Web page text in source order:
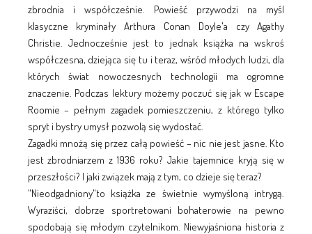
zbrodnia i współcześnie. Powieść przywodzi na myśl
klasyczne kryminały Arthura Conan Doyle'a czy Agathy
Christie. Jednocześnie jest to jednak książka na wskroś
współczesna, dziejąca się tu i teraz, wśród młodych ludzi, dla
których świat nowoczesnych technologii ma ogromne
znaczenie. Podczas lektury możemy poczuć się jak w Escape
Roomie – pełnym zagadek pomieszczeniu, z którego tylko
spryt i bystry umysł pozwolą się wydostać.
Zagadki mnożą się przez całą powieść – nic nie jest jasne. Kto
jest zbrodniarzem z 1936 roku? Jakie tajemnice kryją się w
przeszłości? I jaki związek mają z tym, co dzieje się teraz?
"Nieodgadniony"to książka ze świetnie wymyśloną intrygą.
Wyraziści, dobrze sportretowani bohaterowie na pewno
spodobają się młodym czytelnikom. Niewyjaśniona historia z